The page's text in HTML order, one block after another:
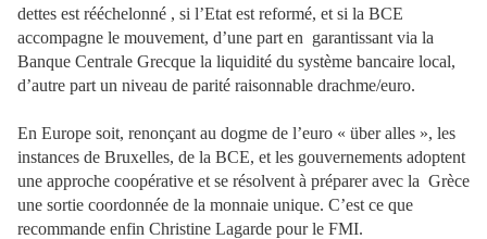
dettes est rééchelonné , si l’Etat est reformé, et si la BCE
accompagne le mouvement, d’une part en garantissant via la
Banque Centrale Grecque la liquidité du système bancaire local,
d’autre part un niveau de parité raisonnable drachme/euro.
En Europe soit, renonçant au dogme de l’euro « über alles », les
instances de Bruxelles, de la BCE, et les gouvernements adoptent
une approche coopérative et se résolvent à préparer avec la Grèce
une sortie coordonnée de la monnaie unique. C’est ce que
recommande enfin Christine Lagarde pour le FMI.